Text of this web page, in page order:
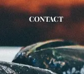
CONTACT